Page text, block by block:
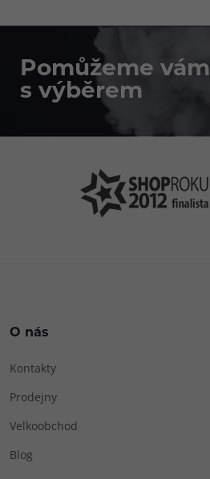
Pomůžeme vám
s výběrem
O nás
Kontakty
Prodejny
Velkoobchod
Blog